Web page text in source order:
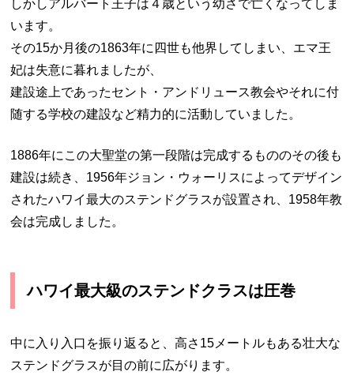
しかしアルバート王子は４歳という幼さで亡くなってしま
います。
その15か月後の1863年に四世も他界してしまい、エマ王
妃は失意に暮れましたが、
建設途上であったセント・アンドリュース教会やそれに付
随する学校の建設など精力的に活動していました。
1886年にこの大聖堂の第一段階は完成するもののその後も
建設は続き、1956年ジョン・ウォーリスによってデザイン
されたハワイ最大のステンドグラスが設置され、1958年教
会は完成しました。
ハワイ最大級のステンドクラスは圧巻
中に入り入口を振り返ると、高さ15メートルもある壮大な
ステンドグラスが目の前に広がります。